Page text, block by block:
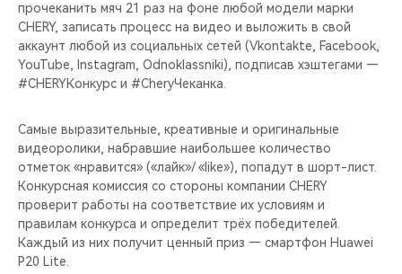
НОВИНКИ
БЛАГОТВОРИТЕЛЬНОСТЬ
CHERY REMOTE
CHERY И СПОРТ
НАШИ МЕРОПРИЯТИЯ
ВИДЕООБЗОРЫ
CHERY ДЛЯ ДЕТЕЙ
прочеканить мяч 21 раз на фоне любой модели марки
CHERY, записать процесс на видео и выложить в свой
аккаунт любой из социальных сетей (Vkontakte, Facebook,
YouTube, Instagram, Odnoklassniki), подписав хэштегами —
#CHERYКонкурс и #CheryЧеканка.
Самые выразительные, креативные и оригинальные
видеоролики, набравшие наибольшее количество
отметок «нравится» («лайк»/ «like»), попадут в шорт-лист.
Конкурсная комиссия со стороны компании CHERY
проверит работы на соответствие их условиям и
правилам конкурса и определит трёх победителей.
Каждый из них получит ценный приз — смартфон Huawei
P20 Lite.